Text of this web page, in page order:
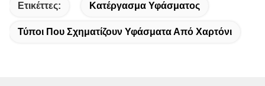
Ετικέττες: Κατέργασμα Υφάσματος
Τύποι Που Σχηματίζουν Υφάσματα Από Χαρτόνι